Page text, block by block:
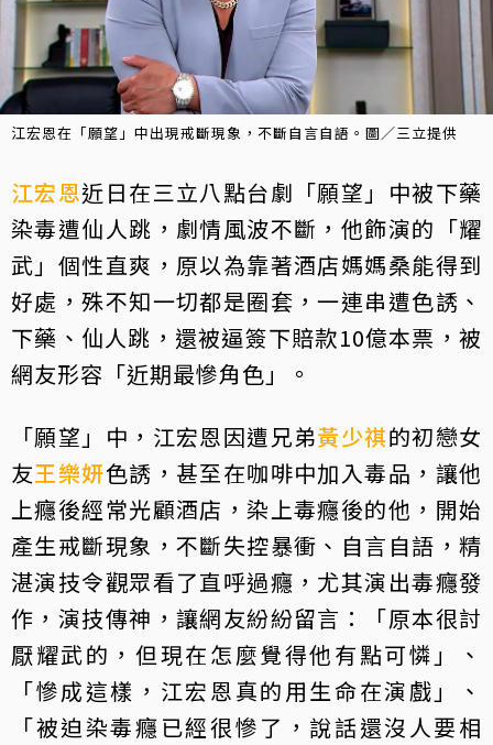
江宏恩在「願望」中出現戒斷現象，不斷自言自語。圖／三立提供
江宏恩近日在三立八點台劇「願望」中被下藥
染毒遭仙人跳，劇情風波不斷，他飾演的「耀
武」個性直爽，原以為靠著酒店媽媽桑能得到
好處，殊不知一切都是圈套，一連串遭色誘、
下藥、仙人跳，還被逼簽下賠款10億本票，被
網友形容「近期最慘角色」。
「願望」中，江宏恩因遭兄弟黃少祺的初戀女
友王樂妍色誘，甚至在咖啡中加入毒品，讓他
上癮後經常光顧酒店，染上毒癮後的他，開始
產生戒斷現象，不斷失控暴衝、自言自語，精
湛演技令觀眾看了直呼過癮，尤其演出毒癮發
作，演技傳神，讓網友紛紛留言：「原本很討
厭耀武的，但現在怎麼覺得他有點可憐」、
「慘成這樣，江宏恩真的用生命在演戲」、
「被迫染毒癮已經很慘了，說話還沒人要相